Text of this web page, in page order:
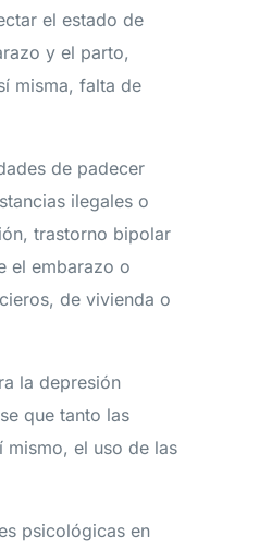
el estado de
y el parto,
misma, falta de
de padecer
ilegales o
trastorno bipolar
el embarazo o
de vivienda o
la depresión
que tanto las
el uso de las
psicológicas en